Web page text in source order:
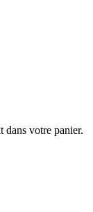
dans votre panier.